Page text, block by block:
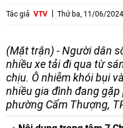
Tác giả VTV Thứ ba, 11/06/
(Mặt trận) - Người dân
nhiều xe tải đi qua từ
chịu. Ô nhiễm khói bụi
nhiều gia đình đang
phường Cẩm Thượng,